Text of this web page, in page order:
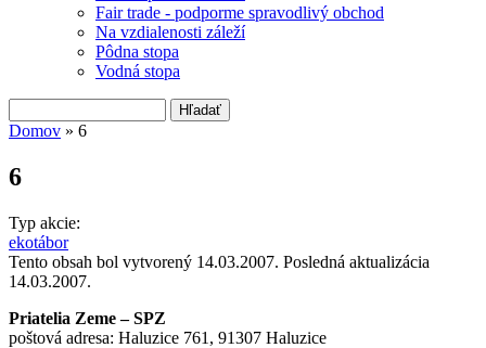
Fair trade - podporme spravodlivý obchod
Na vzdialenosti záleží
Pôdna stopa
Vodná stopa
Vyhľadávanie
Domov » 6
6
Typ akcie:
ekotábor
Tento obsah bol vytvorený 14.03.2007. Posledná aktualizácia
14.03.2007.
Priatelia Zeme – SPZ
poštová adresa: Haluzice 761, 91307 Haluzice